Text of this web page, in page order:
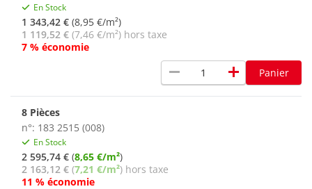
En Stock
1 343,42 € (8,95 €/m²)
1 119,52 € (7,46 €/m²) hors taxe
7 % économie
remove add Panier
8 Pièces
n°: 183 2515 (008)
En Stock
2 595,74 € (8,65 €/m²)
2 163,12 € (7,21 €/m²) hors taxe
11 % économie